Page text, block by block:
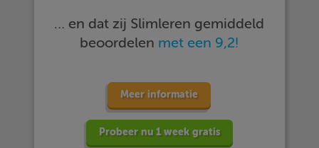
… en dat zij Slimleren gemiddeld
beoordelen met een 9,2!
Meer informatie
Probeer nu 1 week gratis